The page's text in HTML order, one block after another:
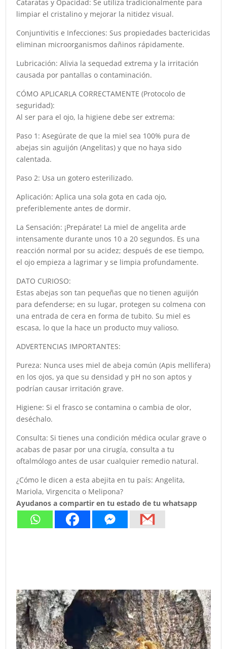
Cataratas y Opacidad: Se utiliza tradicionalmente para
limpiar el cristalino y mejorar la nitidez visual.
Conjuntivitis e Infecciones: Sus propiedades bactericidas
eliminan microorganismos dañinos rápidamente.
Lubricación: Alivia la sequedad extrema y la irritación
causada por pantallas o contaminación.
CÓMO APLICARLA CORRECTAMENTE (Protocolo de
seguridad):
Al ser para el ojo, la higiene debe ser extrema:
Paso 1: Asegúrate de que la miel sea 100% pura de
abejas sin aguijón (Angelitas) y que no haya sido
calentada.
Paso 2: Usa un gotero esterilizado.
Aplicación: Aplica una sola gota en cada ojo,
preferiblemente antes de dormir.
La Sensación: ¡Prepárate! La miel de angelita arde
intensamente durante unos 10 a 20 segundos. Es una
reacción normal por su acidez; después de ese tiempo,
el ojo empieza a lagrimar y se limpia profundamente.
DATO CURIOSO:
Estas abejas son tan pequeñas que no tienen aguijón
para defenderse; en su lugar, protegen su colmena con
una entrada de cera en forma de tubito. Su miel es
escasa, lo que la hace un producto muy valioso.
ADVERTENCIAS IMPORTANTES:
Pureza: Nunca uses miel de abeja común (Apis mellifera)
en los ojos, ya que su densidad y pH no son aptos y
podrían causar irritación grave.
Higiene: Si el frasco se contamina o cambia de olor,
deséchalo.
Consulta: Si tienes una condición médica ocular grave o
acabas de pasar por una cirugía, consulta a tu
oftalmólogo antes de usar cualquier remedio natural.
¿Cómo le dicen a esta abejita en tu país: Angelita,
Mariola, Virgencita o Melipona?
Ayudanos a compartir en tu estado de tu whatsapp